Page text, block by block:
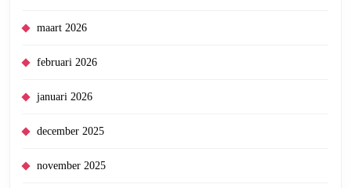
maart 2026
februari 2026
januari 2026
december 2025
november 2025